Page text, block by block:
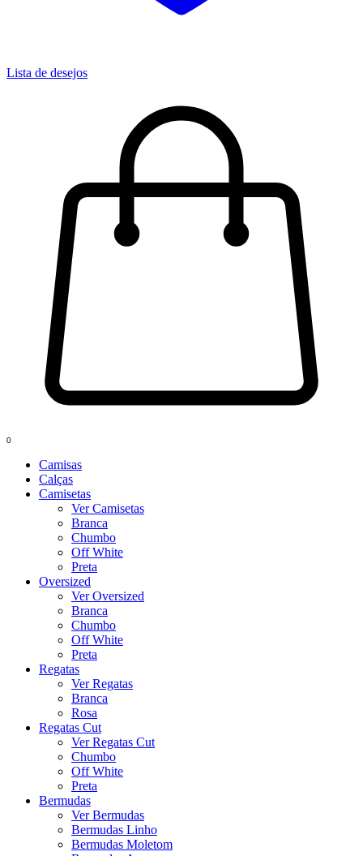
Lista de desejos
0
Camisas
Calças
Camisetas
Ver Camisetas
Branca
Chumbo
Off White
Preta
Oversized
Ver Oversized
Branca
Chumbo
Off White
Preta
Regatas
Ver Regatas
Branca
Rosa
Regatas Cut
Ver Regatas Cut
Chumbo
Off White
Preta
Bermudas
Ver Bermudas
Bermudas Linho
Bermudas Moletom